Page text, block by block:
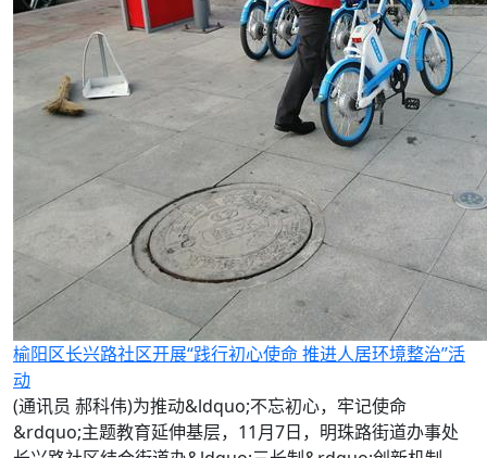
榆阳区长兴路社区开展“践行初心使命 推进人居环境整治”活
动
(通讯员 郝科伟)为推动&ldquo;不忘初心，牢记使命
&rdquo;主题教育延伸基层，11月7日，明珠路街道办事处